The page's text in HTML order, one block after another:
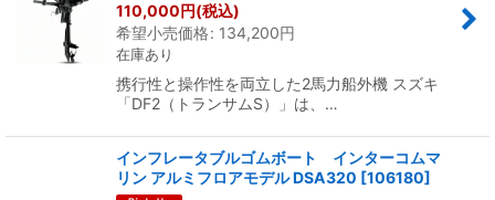
絞り込む
110,000 円(税込)
希望小売価格: 134,200円
在庫あり
携行性と操作性を両立した2馬力船外機 スズキ
「DF2（トランサムS）」は、…
インフレータブルゴムボート インターコムマ
リン アルミフロアモデル DSA320 [106180]